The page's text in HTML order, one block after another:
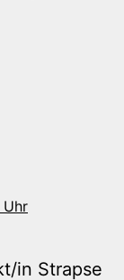
Uhr
in Strapse